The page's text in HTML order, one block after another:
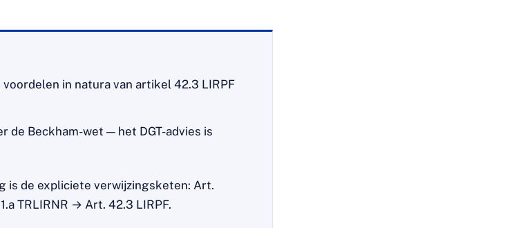
in natura van artikel 42.3 LIRPF
de Beckham-wet — het DGT-advies is
is de expliciete verwijzingsketen: Art.
TRLIRNR → Art. 42.3 LIRPF.